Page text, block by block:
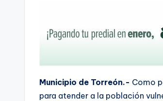
Municipio de Torreón.- Como
para atender a la población